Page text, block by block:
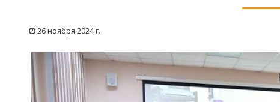
26 ноября 2024 г.